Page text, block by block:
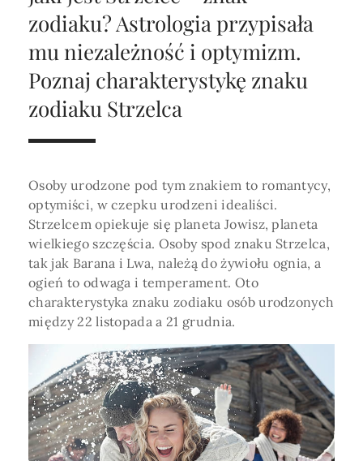
Horoskop Roczny 2026
Horoskop Miłosny
Horoskop Dziecięcy
Horoskop Biznesowy
Horoskop Zdrowotny
Horoskop Numerologiczny na 2026
Horoskop Ziołowy
Horoskop Chiński 2026
Horoskop Egipski
Horoskop Słowiański
Horoskop Mongolski
Magia
Amulety i talizmany
ABC Kosmogramu
Niezwykły świat
Tarot3 karty
Magia imion
Sekshoroskop
Przepowiednia
TarotKrzyż Celtycki
medycznej ani finansowej.
KURSY
SKLEP
PROFIL
SZUKAJ
ZAPRASZAMY DO ŚLEDZENIA ASTROMAGII
zodiaku? Astrologia przypisała
mu niezależność i optymizm.
Poznaj charakterystykę znaku
zodiaku Strzelca
Osoby urodzone pod tym znakiem to romantycy,
optymiści, w czepku urodzeni idealiści.
Strzelcem opiekuje się planeta Jowisz, planeta
wielkiego szczęścia. Osoby spod znaku Strzelca,
tak jak Barana i Lwa, należą do żywiołu ognia, a
ogień to odwaga i temperament. Oto
charakterystyka znaku zodiaku osób urodzonych
między 22 listopada a 21 grudnia.